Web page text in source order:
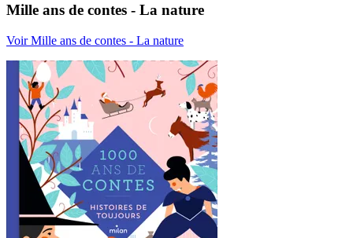
Mille ans de contes - La nature
Voir Mille ans de contes - La nature